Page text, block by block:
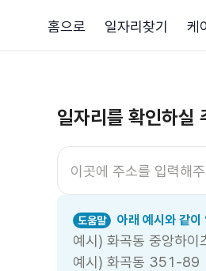
홈으로 일자리찾기 케
일자리를 확인하실
도움말 아래 예시와 같이
예시) 화곡동 중앙하이
예시) 화곡동 351-89